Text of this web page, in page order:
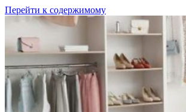
Перейти к содержимому